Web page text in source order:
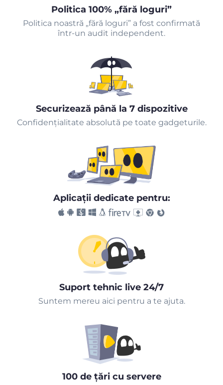
Politica 100% „fără loguri”
Politica noastră „fără loguri” a fost confirmată
într-un audit independent.
Securizează până la 7 dispozitive
Confidențialitate absolută pe toate gadgeturile.
Aplicaţii dedicate pentru:
Suport tehnic live 24/7
Suntem mereu aici pentru a te ajuta.
100 de țări cu servere